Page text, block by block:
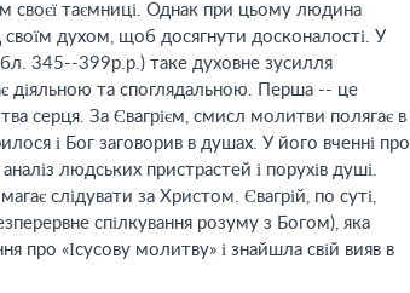
своєї таємниці. Однак при цьому людина
духом, щоб досягнути досконалості. У
345--399р.р.) таке духовне зусилля
діяльною та споглядальною. Перша -- це
серця. За Євагрієм, смисл молитви полягає в
і Бог заговорив в душах. У його вченні про
людських пристрастей і порухів душі.
слідувати за Христом. Євагрій, по суті,
спілкування розуму з Богом), яка
про «Ісусову молитву» і знайшла свій вияв в